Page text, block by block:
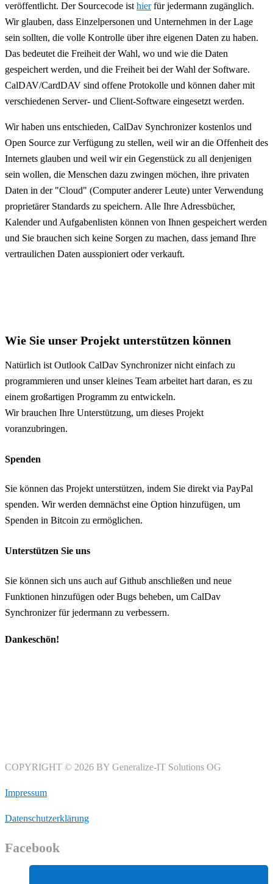
veröffentlicht. Der Sourcecode ist hierfür jedermann zugänglich.
Wir glauben, dass Einzelpersonen und Unternehmen in der Lage
sein sollten, die volle Kontrolle über ihre eigenen Daten zu haben.
Das bedeutet die Freiheit der Wahl, wo und wie die Daten
gespeichert werden, und die Freiheit bei der Wahl der Software.
CalDAV/CardDAV sind offene Protokolle und können daher mit
verschiedenen Server- und Client-Software eingesetzt werden.
Wir haben uns entschieden, CalDav Synchronizer kostenlos und
Open Source zur Verfügung zu stellen, weil wir an die Offenheit des
Internets glauben und weil wir ein Gegenstück zu all denjenigen
sein wollen, die Menschen dazu zwingen möchen, ihre privaten
Daten in der "Cloud" (Computer anderer Leute) unter Verwendung
proprietärer Standards zu speichern. Alle Ihre Adressbücher,
Kalender und Aufgabenlisten können von Ihnen gespeichert werden
und Sie brauchen sich keine Sorgen zu machen, dass jemand Ihre
vertraulichen Daten ausspioniert oder verkauft.
Wie Sie unser Projekt unterstützen können
Natürlich ist Outlook CalDav Synchronizer nicht einfach zu
programmieren und unser kleines Team arbeitet hart daran, es zu
einem großartigen Programm zu entwickeln.
Wir brauchen Ihre Unterstützung, um dieses Projekt
voranzubringen.
Spenden
Sie können das Projekt unterstützen, indem Sie direkt via PayPal
spenden. Wir werden demnächst eine Option hinzufügen, um
Spenden in Bitcoin zu ermöglichen.
Unterstützen Sie uns
Sie können sich uns auch auf Github anschließen und neue
Funktionen hinzufügen oder Bugs beheben, um CalDav
Synchronizer für jedermann zu verbessern.
Dankeschön!
COPYRIGHT © 2026 BY Generalize-IT Solutions OG
Impressum
Datenschutzerklärung
Facebook